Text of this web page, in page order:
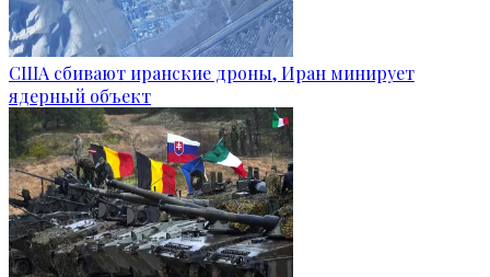
США сбивают иранские дроны, Иран минирует
ядерный объект